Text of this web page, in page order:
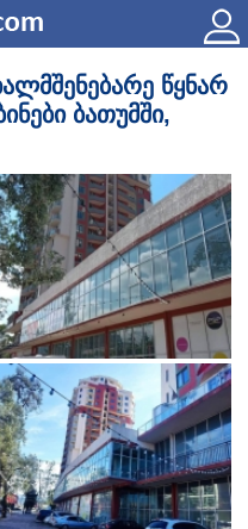
წყნარ
ბათუმში,